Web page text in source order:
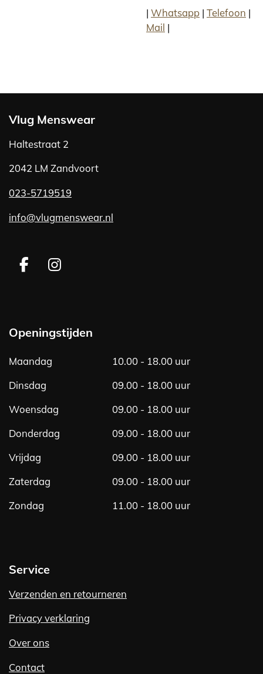
| Whatsapp | Telefoon |
Mail |
Vlug Menswear
Haltestraat 2
2042 LM Zandvoort
023-5719519
info@vlugmenswear.nl
F
b
o
o
k
I
a
g
Openingstijden
Maandag
10.00 - 18.00 uur
Dinsdag
09.00 - 18.00 uur
Woensdag
09.00 - 18.00 uur
Donderdag
09.00 - 18.00 uur
Vrijdag
09.00 - 18.00 uur
Zaterdag
09.00 - 18.00 uur
Zondag
11.00 - 18.00 uur
Service
Verzenden en retourneren
Privacy verklaring
Over ons
Contact